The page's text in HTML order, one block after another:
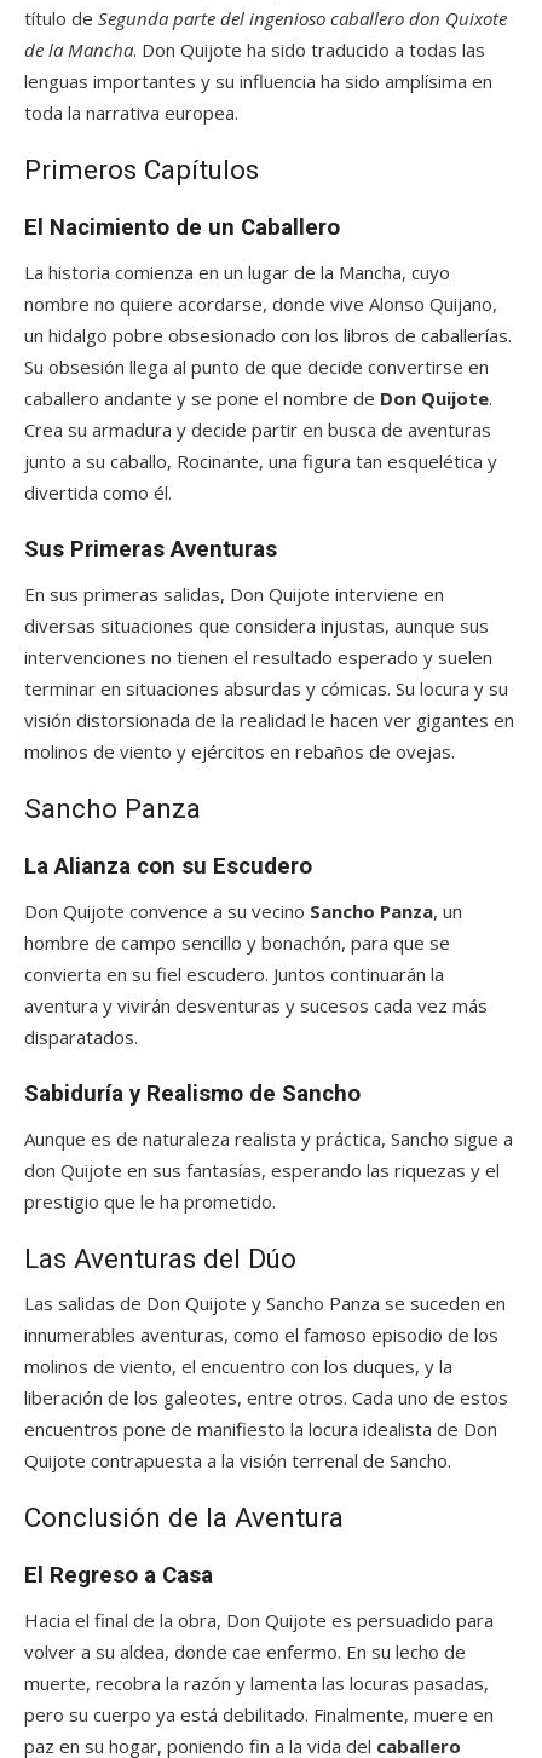
título de Segunda parte del ingenioso caballero don Quixote
de la Mancha. Don Quijote ha sido traducido a todas las
lenguas importantes y su influencia ha sido amplísima en
toda la narrativa europea.
Primeros Capítulos
El Nacimiento de un Caballero
La historia comienza en un lugar de la Mancha, cuyo
nombre no quiere acordarse, donde vive Alonso Quijano,
un hidalgo pobre obsesionado con los libros de caballerías.
Su obsesión llega al punto de que decide convertirse en
caballero andante y se pone el nombre de Don Quijote.
Crea su armadura y decide partir en busca de aventuras
junto a su caballo, Rocinante, una figura tan esquelética y
divertida como él.
Sus Primeras Aventuras
En sus primeras salidas, Don Quijote interviene en
diversas situaciones que considera injustas, aunque sus
intervenciones no tienen el resultado esperado y suelen
terminar en situaciones absurdas y cómicas. Su locura y su
visión distorsionada de la realidad le hacen ver gigantes en
molinos de viento y ejércitos en rebaños de ovejas.
Sancho Panza
La Alianza con su Escudero
Don Quijote convence a su vecino Sancho Panza, un
hombre de campo sencillo y bonachón, para que se
convierta en su fiel escudero. Juntos continuarán la
aventura y vivirán desventuras y sucesos cada vez más
disparatados.
Sabiduría y Realismo de Sancho
Aunque es de naturaleza realista y práctica, Sancho sigue a
don Quijote en sus fantasías, esperando las riquezas y el
prestigio que le ha prometido.
Las Aventuras del Dúo
Las salidas de Don Quijote y Sancho Panza se suceden en
innumerables aventuras, como el famoso episodio de los
molinos de viento, el encuentro con los duques, y la
liberación de los galeotes, entre otros. Cada uno de estos
encuentros pone de manifiesto la locura idealista de Don
Quijote contrapuesta a la visión terrenal de Sancho.
Conclusión de la Aventura
El Regreso a Casa
Hacia el final de la obra, Don Quijote es persuadido para
volver a su aldea, donde cae enfermo. En su lecho de
muerte, recobra la razón y lamenta las locuras pasadas,
pero su cuerpo ya está debilitado. Finalmente, muere en
paz en su hogar, poniendo fin a la vida del caballero